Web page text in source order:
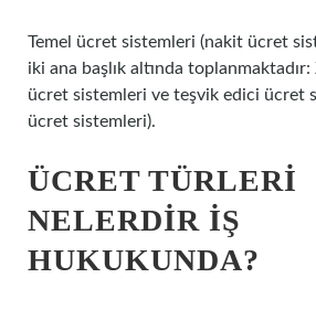
Temel ücret sistemleri (nakit ücret
iki ana başlık altında toplanmaktadır:
ücret sistemleri ve teşvik edici ücret
ücret sistemleri).
ÜCRET TÜRLERI
NELERDIR IŞ
HUKUKUNDA?